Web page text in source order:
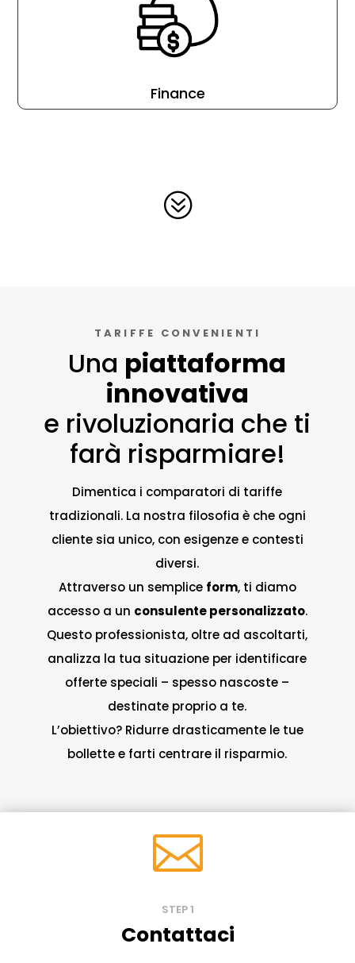
Finance
?
TARIFFE CONVENIENTI
Una piattaforma
innovativa
e rivoluzionaria che ti
farà risparmiare!
Dimentica i comparatori di tariffe
tradizionali. La nostra filosofia è che ogni
cliente sia unico, con esigenze e contesti
diversi.
Attraverso un semplice form, ti diamo
accesso a un consulente personalizzato.
Questo professionista, oltre ad ascoltarti,
analizza la tua situazione per identificare
offerte speciali – spesso nascoste –
destinate proprio a te.
L’obiettivo? Ridurre drasticamente le tue
bollette e farti centrare il risparmio.

STEP 1
Contattaci